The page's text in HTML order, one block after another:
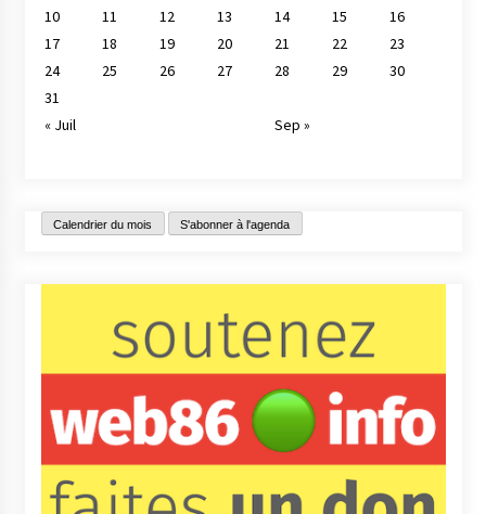
10
11 12 13 14 15
16
17
18 19 20 21 22
23
24
25 26 27 28 29
30
31
« Juil
Sep »
Calendrier du mois S'abonner à l'agenda